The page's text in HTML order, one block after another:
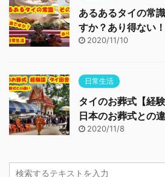
あるあるタイの
すか？あり得ない
2020/11/10
日常生活
タイのお葬式【経
日本のお葬式との
2020/11/8